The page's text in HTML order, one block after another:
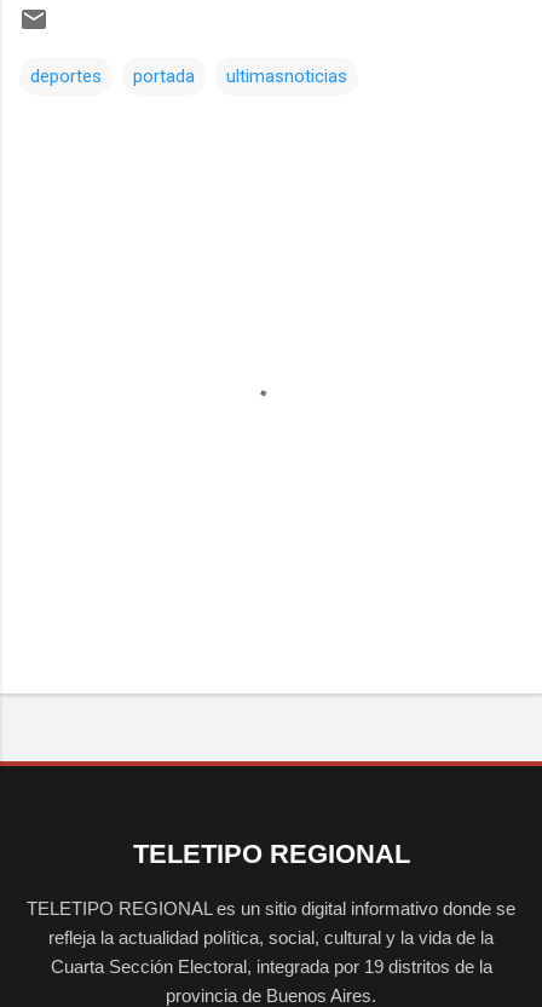
deportes portada ultimasnoticias
TELETIPO REGIONAL
TELETIPO REGIONAL es un sitio digital informativo donde se
refleja la actualidad política, social, cultural y la vida de la
Cuarta Sección Electoral, integrada por 19 distritos de la
provincia de Buenos Aires.